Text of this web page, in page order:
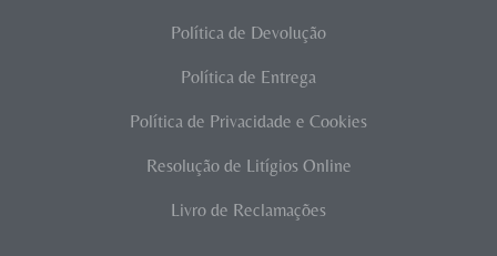
Política de Devolução
Política de Entrega
Política de Privacidade e Cookies
Resolução de Litígios Online
Livro de Reclamações